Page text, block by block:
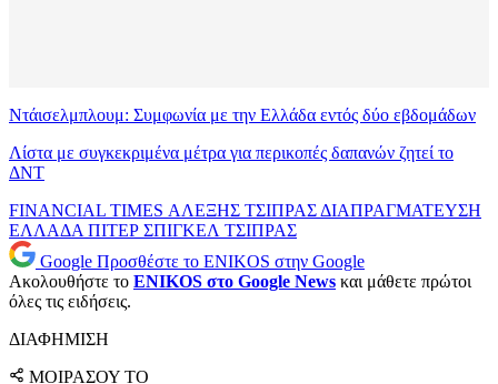
Ντάισελμπλουμ: Συμφωνία με την Ελλάδα εντός δύο εβδομάδων
Λίστα με συγκεκριμένα μέτρα για περικοπές δαπανών ζητεί το
ΔΝΤ
FINANCIAL TIMES ΑΛΕΞΗΣ ΤΣΙΠΡΑΣ ΔΙΑΠΡΑΓΜΑΤΕΥΣΗ
ΕΛΛΑΔΑ ΠΙΤΕΡ ΣΠΙΓΚΕΛ ΤΣΙΠΡΑΣ
Google Προσθέστε το ENIKOS στην Google
Ακολουθήστε το ENIKOS στο Google News και μάθετε πρώτοι
όλες τις ειδήσεις.
ΔΙΑΦΗΜΙΣΗ
ΜΟΙΡΑΣΟΥ ΤΟ